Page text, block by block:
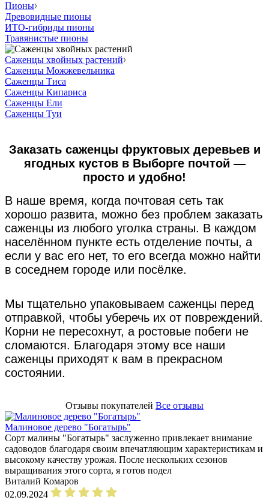
Пионы
Древовидные пионы
ИТО-гибриды пионы
Травянистые пионы
Саженцы хвойных растений
Саженцы Можжевельника
Саженцы Тиса
Саженцы Кипариса
Саженцы Ели
Саженцы Туи
Заказать саженцы фруктовых деревьев и
ягодных кустов в Выборге почтой —
просто и удобно!
В наше время, когда почтовая сеть так
хорошо развита, можно без проблем заказать
саженцы из любого уголка страны. В каждом
населённом пункте есть отделение почты, а
если у вас его нет, то его всегда можно найти
в соседнем городе или посёлке.
Мы тщательно упаковываем саженцы перед
отправкой, чтобы уберечь их от повреждений.
Корни не пересохнут, а ростовые побеги не
сломаются. Благодаря этому все наши
саженцы приходят к вам в прекрасном
состоянии.
Отзывы покупателей Все отзывы
Малиновое дерево "Богатырь"
Сорт малины "Богатырь" заслуженно привлекает внимание
садоводов благодаря своим впечатляющим характеристикам и
высокому качеству урожая. После нескольких сезонов
выращивания этого сорта, я готов подел
Виталий Комаров
02.09.2024